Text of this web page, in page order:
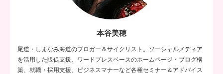
本谷美穂
尾道・しまなみ海道のブロガー＆サイクリスト。ソーシャルメディア
を活用した販促支援、ワードプレスベースのホームページ・ブログ構
築、就職・採用支援、ビジネスマナーなど各種セミナー＆アドバイス